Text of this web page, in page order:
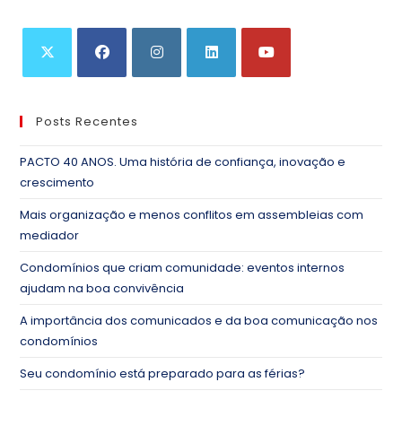
Posts Recentes
PACTO 40 ANOS. Uma história de confiança, inovação e
crescimento
Mais organização e menos conflitos em assembleias com
mediador
Condomínios que criam comunidade: eventos internos
ajudam na boa convivência
A importância dos comunicados e da boa comunicação nos
condomínios
Seu condomínio está preparado para as férias?